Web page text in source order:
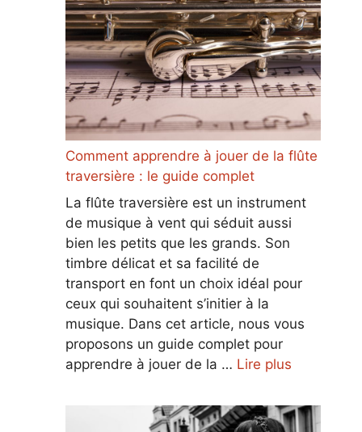
Comment apprendre à jouer de la flûte
traversière : le guide complet
La flûte traversière est un instrument
de musique à vent qui séduit aussi
bien les petits que les grands. Son
timbre délicat et sa facilité de
transport en font un choix idéal pour
ceux qui souhaitent s’initier à la
musique. Dans cet article, nous vous
proposons un guide complet pour
apprendre à jouer de la … Lire plus